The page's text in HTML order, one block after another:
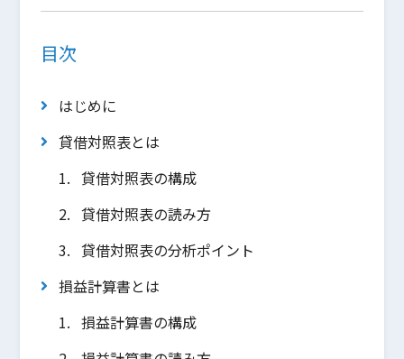
目次
はじめに
貸借対照表とは
貸借対照表の構成
貸借対照表の読み方
貸借対照表の分析ポイント
損益計算書とは
損益計算書の構成